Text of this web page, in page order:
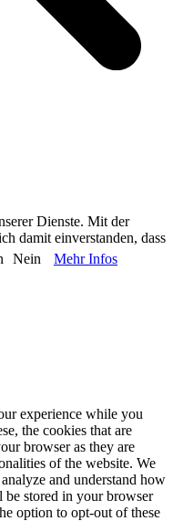
Dienste. Mit der
damit einverstanden, dass
Nein Mehr Infos
experience while you
the cookies that are
browser as they are
of the website. We
and understand how
be stored in your browser
option to opt-out of these